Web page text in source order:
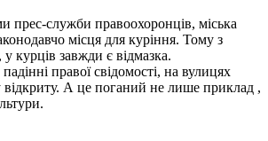
прес-служби правоохоронців, міська
місця для куріння. Тому з
у курців завжди є відмазка.
правої свідомості, на вулицях
А це поганий не лише приклад ,